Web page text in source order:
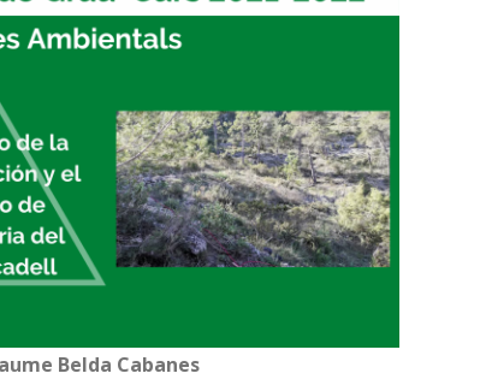
Belda Cabanes